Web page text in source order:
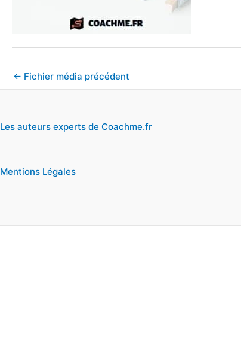
← Fichier média précédent
Les auteurs experts de Coachme.fr
Mentions Légales